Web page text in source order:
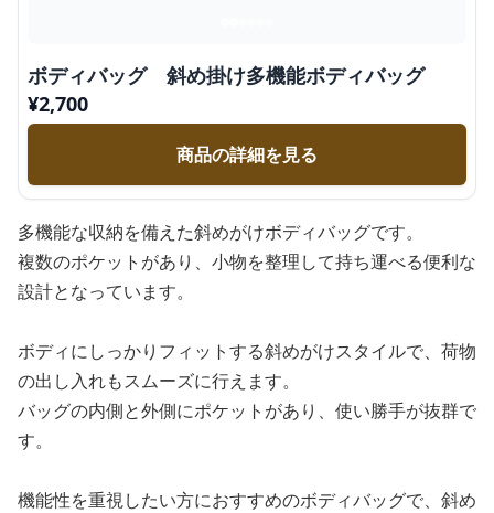
ボディバッグ 斜め掛け多機能ボディバッグ
¥2,700
商品の詳細を見る
多機能な収納を備えた斜めがけボディバッグです。
複数のポケットがあり、小物を整理して持ち運べる便利な
設計となっています。
ボディにしっかりフィットする斜めがけスタイルで、荷物
の出し入れもスムーズに行えます。
バッグの内側と外側にポケットがあり、使い勝手が抜群で
す。
機能性を重視したい方におすすめのボディバッグで、斜め